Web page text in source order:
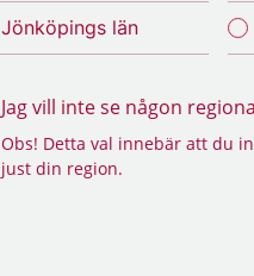
Jönköpings län
Jag vill inte se någon
Obs! Detta val innebär att du
just din region.